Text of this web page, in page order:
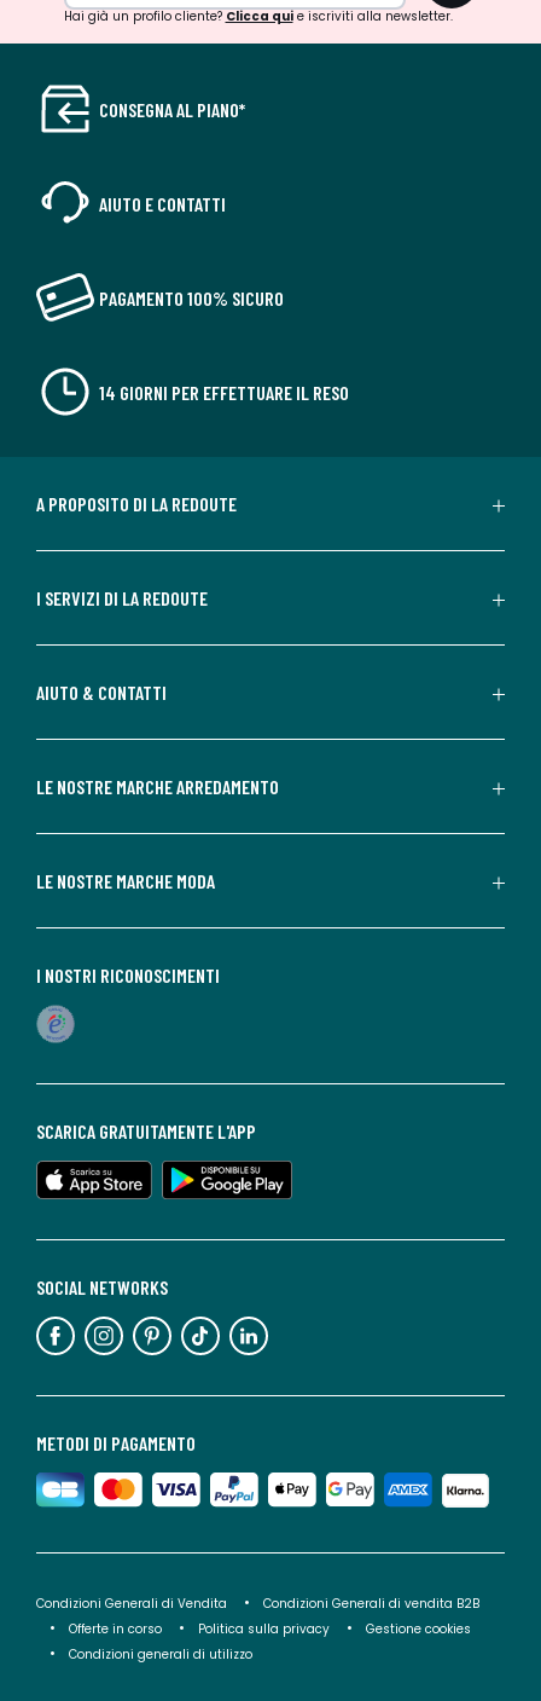
Hai già un profilo cliente? Clicca quie iscriviti alla newsletter.
CONSEGNA AL PIANO*
AIUTO E CONTATTI
PAGAMENTO 100% SICURO
14 GIORNI PER EFFETTUARE IL RESO
A PROPOSITO DI LA REDOUTE
I SERVIZI DI LA REDOUTE
AIUTO & CONTATTI
LE NOSTRE MARCHE ARREDAMENTO
LE NOSTRE MARCHE MODA
METODI DI PAGAMENTO
SOCIAL NETWORKS
SCARICA GRATUITAMENTE L'APP
I NOSTRI RICONOSCIMENTI
Condizioni Generali di Vendita
Condizioni Generali di vendita B2B
Offerte in corso
Politica sulla privacy
Gestione cookies
Condizioni generali di utilizzo